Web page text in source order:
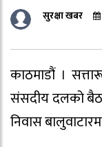
सुरक्षा खबर
काठमाडौं ।
संसदीय दलको
निवास